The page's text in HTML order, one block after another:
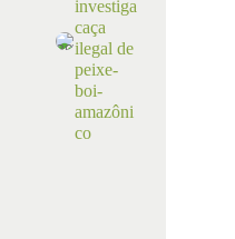
investiga
caça
ilegal de
peixe-
boi-
amazôni
co